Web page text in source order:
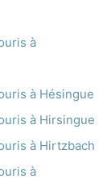
à
à Hésingue
à Hirsingue
à Hirtzbach
à